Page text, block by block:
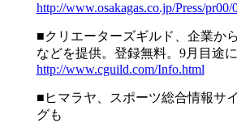
http://www.osakagas.co.jp/Press/pr00/
■クリエーターズギルド、企業か
などを提供。登録無料。9月目途
http://www.cguild.com/Info.html
■ヒマラヤ、スポーツ総合情報サ
グも